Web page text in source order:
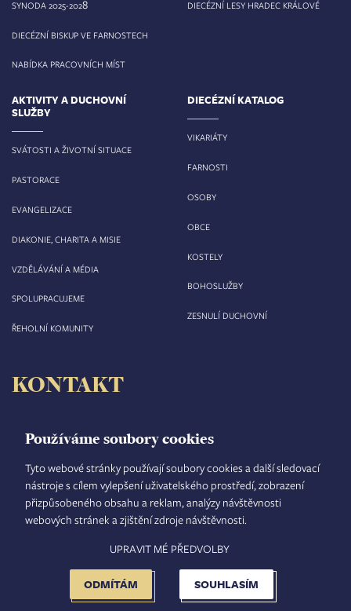
Používáme soubory cookies
Tyto webové stránky používají soubory cookies a další sledovací
nástroje s cílem vylepšení uživatelského prostředí, zobrazení
přizpůsobeného obsahu a reklam, analýzy návštěvnosti
webových stránek a zjištění zdroje návštěvnosti.
SOUHLASÍM
ODMÍTÁM
UPRAVIT MÉ PŘEDVOLBY
SYNODA 2025-2028
DIECÉZNÍ BISKUP VE FARNOSTECH
NABÍDKA PRACOVNÍCH MÍST
DIECÉZNÍ LESY HRADEC KRÁLOVÉ
AKTIVITY A DUCHOVNÍ
SLUŽBY
SVÁTOSTI A ŽIVOTNÍ SITUACE
PASTORACE
EVANGELIZACE
DIAKONIE, CHARITA A MISIE
VZDĚLÁVÁNÍ A MÉDIA
SPOLUPRACUJEME
ŘEHOLNÍ KOMUNITY
DIECÉZNÍ KATALOG
VIKARIÁTY
FARNOSTI
OSOBY
OBCE
KOSTELY
BOHOSLUŽBY
ZESNULÍ DUCHOVNÍ
KONTAKT
Velké náměstí 35/44
500 03 Hradec Králové
tel.: +420 495 063 611
IČO: 00 44 51 34
DIČ: CZ 00 44 51 34
Číslo účtu: 1006010044/5500
FOOTER
MENU
TISKOVÝ MLUVČÍ INTRANET MAPA STRÁNEK
NASTAVENÍ COOKIES